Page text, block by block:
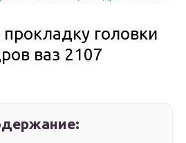
головки
ваз 2107